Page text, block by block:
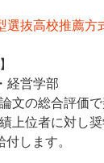
選抜高校推薦方
経営学部
文の総合評価
上位者に対し
します。